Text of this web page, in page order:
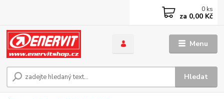
Menu
Hledat
0 ks
za 0,00 Kč